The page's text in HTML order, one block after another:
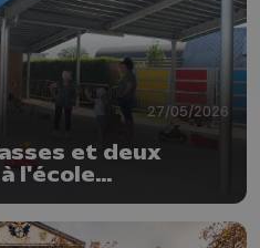
27/05/2026
et deux
l'école